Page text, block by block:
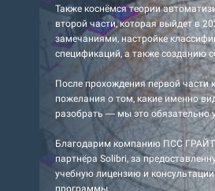
Также коснёмся теории
второй части, которая выйдет в
замечаниями, настройке
спецификаций, а также созданию
После прохождения первой части
пожелания о том, какие именно
разобрать — мы это обязательно
Благодарим компанию ПСС
партнёра Solibri, за
учебную лицензию и
программы.